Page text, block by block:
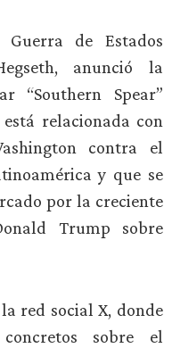
de Estados
anunció la
“Southern Spear”
relacionada con
contra el
y que se
por la creciente
Trump sobre
red social X, donde
sobre el